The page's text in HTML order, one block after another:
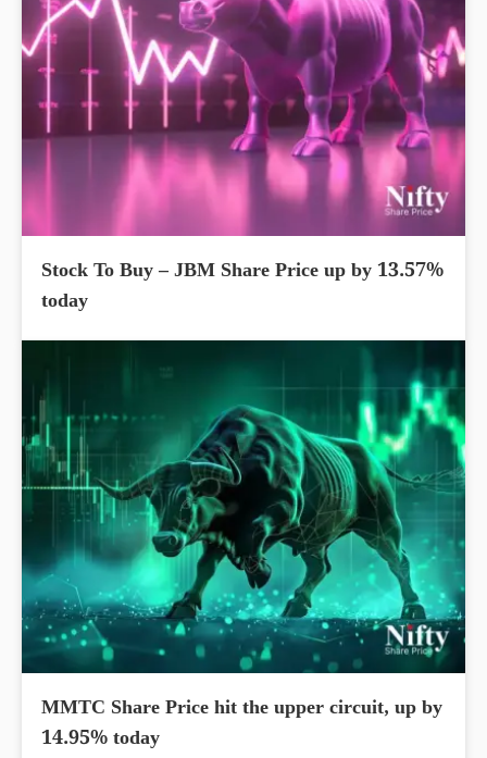
Stock To Buy – JBM Share Price up by 13.57%
today
MMTC Share Price hit the upper circuit, up by
14.95% today